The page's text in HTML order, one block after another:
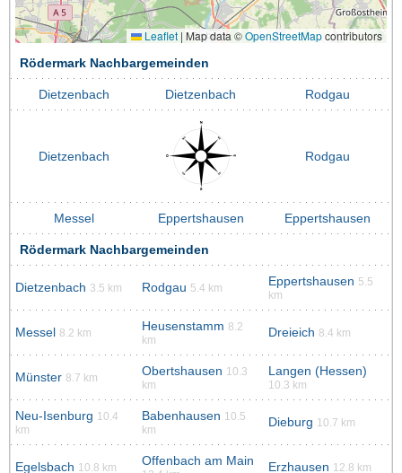
Leaflet | Map data ©OpenStreetMapcontributors
Rödermark Nachbargemeinden
Dietzenbach Dietzenbach Rodgau
Dietzenbach Rodgau
Messel Eppertshausen Eppertshausen
Rödermark Nachbargemeinden
Dietzenbach 3.5 km Rodgau 5.4 km Eppertshausen 5.5
km
Messel 8.2 km Heusenstamm 8.2
km
Dreieich 8.4 km
Münster 8.7 km Obertshausen 10.3
km
Langen (Hessen)
10.3 km
Neu-Isenburg 10.4
km
Babenhausen 10.5
km
Dieburg 10.7 km
Egelsbach 10.8 km Offenbach am Main Erzhausen 12.8 km